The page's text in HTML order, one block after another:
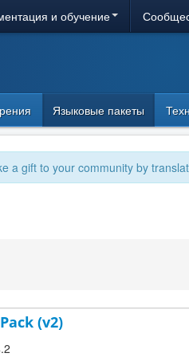
и обучение
Языковые пакеты
a gift to your community by
(v2)